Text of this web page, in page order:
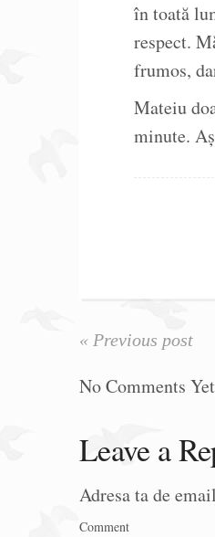
în toată
respect.
frumos,
Mateiu
minute.
« Previous post
No Comments
Leave a
Adresa ta de
Comment